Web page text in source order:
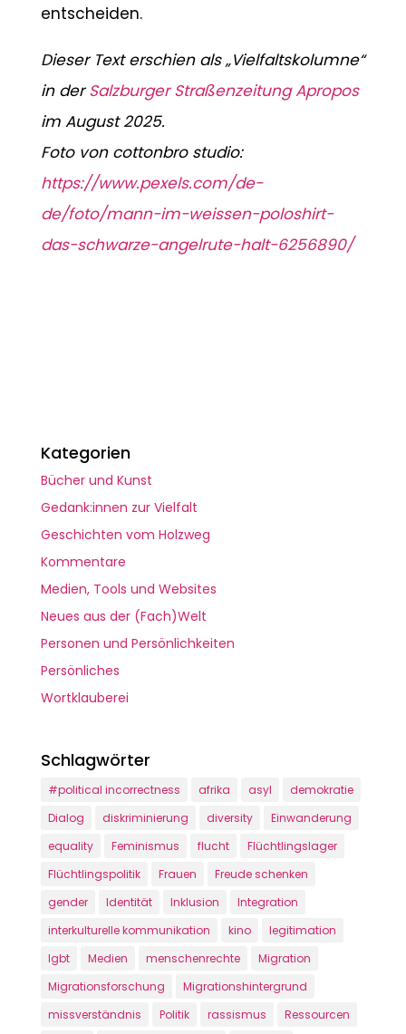
entscheiden.
Dieser Text erschien als „Vielfaltskolumne“
in derSalzburger Straßenzeitung Apropos
im August 2025.
Foto von cottonbro studio:
https://www.pexels.com/de-
de/foto/mann-im-weissen-poloshirt-
das-schwarze-angelrute-halt-6256890/
Kategorien
Bücher und Kunst
Gedank:innen zur Vielfalt
Geschichten vom Holzweg
Kommentare
Medien, Tools und Websites
Neues aus der (Fach)Welt
Personen und Persönlichkeiten
Persönliches
Wortklauberei
Schlagwörter
#political incorrectness afrika asyl
demokratie
Dialog
diskriminierung diversity
Einwanderung
equality
Feminismus flucht
Flüchtlingslager
Flüchtlingspolitik
Frauen
Freude schenken
gender
Identität Inklusion
Integration
interkulturelle kommunikation
kino
legitimation
lgbt
Medien menschenrechte
Migration
Migrationsforschung
Migrationshintergrund
missverständnis
Politik rassismus Ressourcen